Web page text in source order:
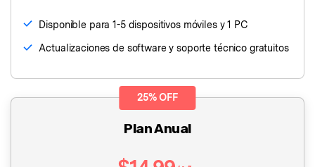
Disponible para 1-5 dispositivos móviles y 1 PC
Actualizaciones de software y soporte técnico gratuitos
25% OFF
Plan Anual